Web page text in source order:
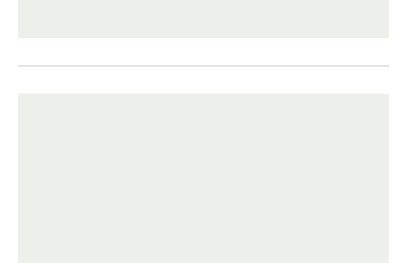
de formaturade mais de 2 mil novos